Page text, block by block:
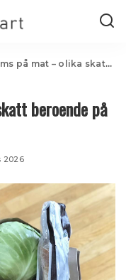
– olika skatt beroende på var du äter
beroende på
2026